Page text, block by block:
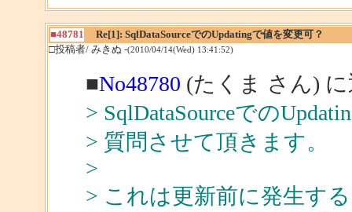
■48781
Re[1]: SqlDataSourceでのUpdatingで値を変更可？
□投稿者/ みきぬ -(2010/04/14(Wed) 13:41:52)
■No48780 (たくま さん)
> SqlDataSourceでの
> 質問させて頂きます。
>
> これは更新前に発生す